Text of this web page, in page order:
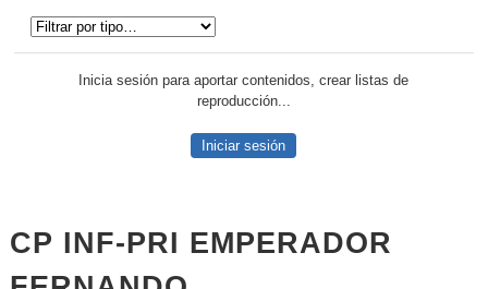
Inicia sesión para aportar contenidos, crear listas de
reproducción...
Iniciar sesión
CP INF-PRI EMPERADOR